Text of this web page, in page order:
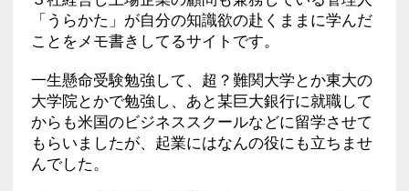
「うらかた」が自分の知識欲の赴くままに学んだ
ことをメモ書きしてるサイトです。
一生懸命受験勉強して、超？難関大学とか東大の
大学院とかで勉強し、あと某巨大銀行に就職して
からも米国のビジネススクールなどに留学させて
もらいましたが、起業にはなんの役にも立ちませ
んでした。